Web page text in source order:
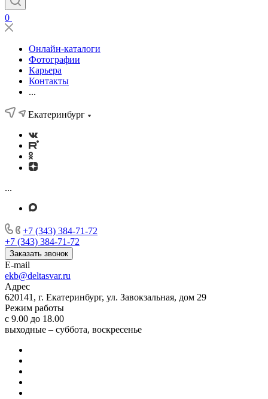
0
Онлайн-каталоги
Фотографии
Карьера
Контакты
...
Екатеринбург
...
+7 (343) 384-71-72
+7 (343) 384-71-72
Заказать звонок
E-mail
ekb@deltasvar.ru
Адрес
620141, г. Екатеринбург, ул. Завокзальная, дом 29
Режим работы
с 9.00 до 18.00
выходные – суббота, воскресенье